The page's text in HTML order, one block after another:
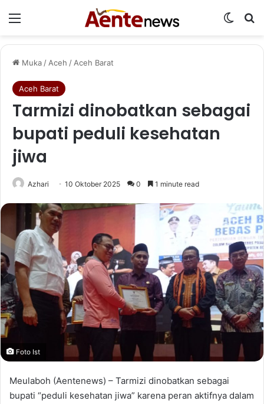
Menu
Muka / Aceh / Aceh Barat
Aceh Barat
Tarmizi dinobatkan sebagai
bupati peduli kesehatan
jiwa
Azhari 10 Oktober 2025 0 1 minute read
Foto Ist
Meulaboh (Aentenews) – Tarmizi dinobatkan sebagai
bupati “peduli kesehatan jiwa” karena peran aktifnya dalam